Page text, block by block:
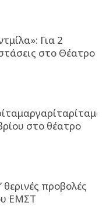
Για 2
στο Θέατρο
στο θέατρο
θερινές προβολές
ΕΜΣΤ